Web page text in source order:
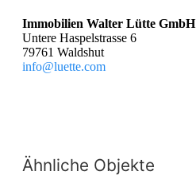
Immobilien Walter Lütte GmbH
Untere Haspelstrasse 6
79761 Waldshut
info@luette.com
Ähnliche Objekte